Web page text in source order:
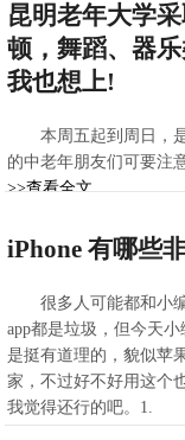
昆明老年大学
顿，舞蹈、器
我也想上!
本周五起到周日，
的中老年朋友们可要注
>>查看全文
iPhone 有哪些
很多人可能都和小
app都是垃圾，但今天
是挺有道理的，貌似苹
家，不过好不好用这个
我觉得还行的吧。1.